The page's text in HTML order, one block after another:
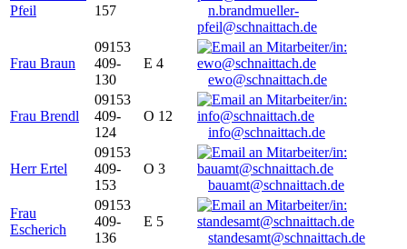
Pfeil
157
n.brandmueller-
pfeil@schnaittach.de
Frau Braun
09153
409-
130
E 4
ewo@schnaittach.de
Frau Brendl
09153
409-
124
O 12
info@schnaittach.de
Herr Ertel
09153
409-
153
O 3
bauamt@schnaittach.de
Frau
Escherich
09153
409-
136
E 5
standesamt@schnaittach.de